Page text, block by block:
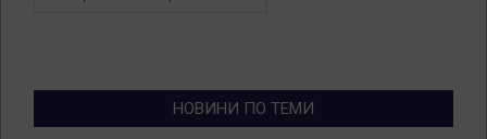
НОВИНИ ПО ТЕМИ